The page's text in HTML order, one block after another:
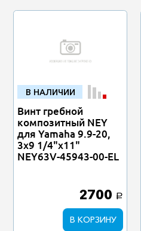
В НАЛИЧИИ
Винт гребной
композитный NEY
для Yamaha 9.9-20,
3x9 1/4"x11"
NEY63V-45943-00-EL
2700 a
В КОРЗИНУ